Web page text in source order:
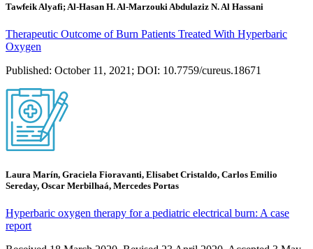
Tawfeik Alyafi; Al-Hasan H. Al-Marzouki Abdulaziz N. Al Hassani
Therapeutic Outcome of Burn Patients Treated With Hyperbaric
Oxygen
Published: October 11, 2021; DOI: 10.7759/cureus.18671
Laura Marín, Graciela Fioravanti, Elisabet Cristaldo, Carlos Emilio
Sereday, Oscar Merbilhaá, Mercedes Portas
Hyperbaric oxygen therapy for a pediatric electrical burn: A case
report